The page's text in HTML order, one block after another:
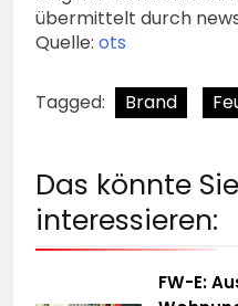
übermittelt durch
Quelle: ots
Tagged: Brand
Das könnte
interessieren:
FW-E: